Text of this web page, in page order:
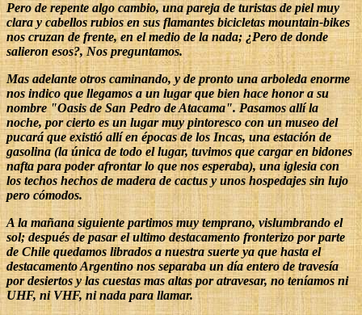
Pero de repente algo cambio, una pareja de turistas de piel muy
clara y cabellos rubios en sus flamantes bicicletas mountain-bikes
nos cruzan de frente, en el medio de la nada; ¿Pero de donde
salieron esos?, Nos preguntamos.
Mas adelante otros caminando, y de pronto una arboleda enorme
nos indico que llegamos a un lugar que bien hace honor a su
nombre "Oasis de San Pedro de Atacama". Pasamos allí la
noche, por cierto es un lugar muy pintoresco con un museo del
pucará que existió allí en épocas de los Incas, una estación de
gasolina (la única de todo el lugar, tuvimos que cargar en bidones
nafta para poder afrontar lo que nos esperaba), una iglesia con
los techos hechos de madera de cactus y unos hospedajes sin lujo
pero cómodos.
A la mañana siguiente partimos muy temprano, vislumbrando el
sol; después de pasar el ultimo destacamento fronterizo por parte
de Chile quedamos librados a nuestra suerte ya que hasta el
destacamento Argentino nos separaba un día entero de travesía
por desiertos y las cuestas mas altas por atravesar, no teníamos ni
UHF, ni VHF, ni nada para llamar.